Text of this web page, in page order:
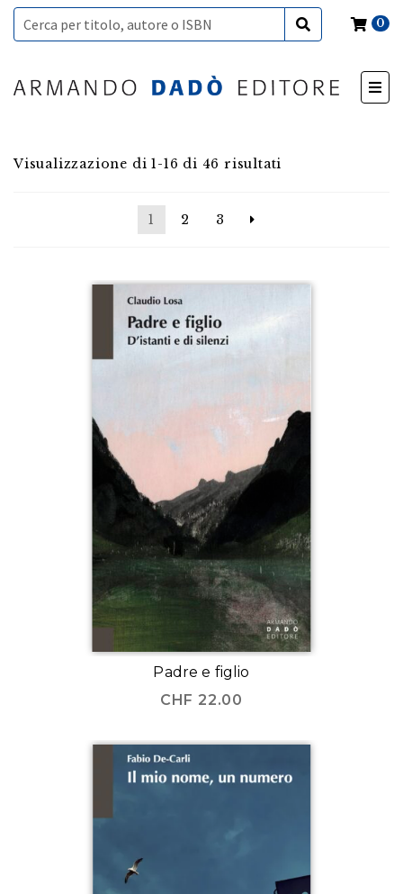
0
Visualizzazione di 1-16 di 46 risultati
1 2 3
Padre e figlio
CHF 22.00